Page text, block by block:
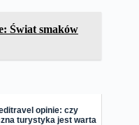
Świat smaków
opinie: czy
turystyka jest warta